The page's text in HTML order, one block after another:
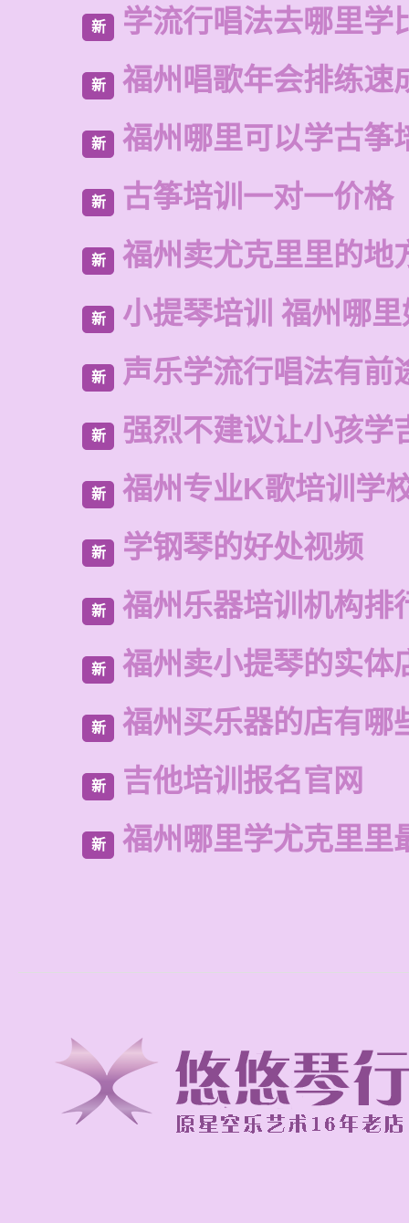
新 学流行唱法去哪里学
新 福州唱歌年会排练速
新 福州哪里可以学古筝
新 古筝培训一对一价格
新 福州卖尤克里里的地
新 小提琴培训 福州哪
新 声乐学流行唱法有前
新 强烈不建议让小孩学
新 福州专业K歌培训学
新 学钢琴的好处视频
新 福州乐器培训机构排
新 福州卖小提琴的实体
新 福州买乐器的店有哪
新 吉他培训报名官网
新 福州哪里学尤克里里